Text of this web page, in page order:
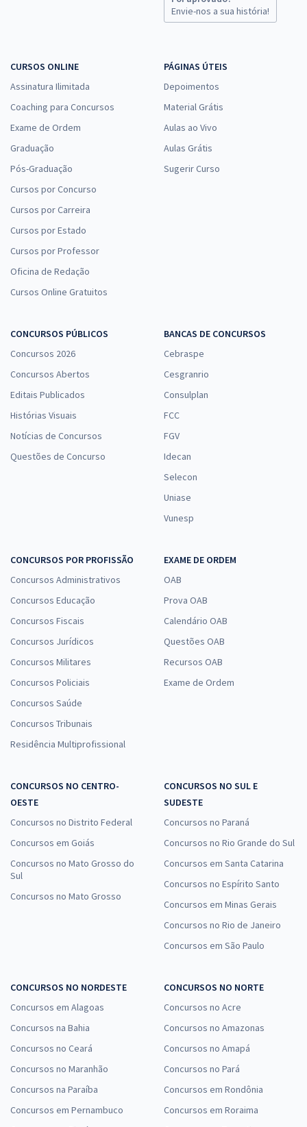
Envie-nos a sua história!
CURSOS ONLINE
Assinatura Ilimitada
Coaching para Concursos
Exame de Ordem
Graduação
Pós-Graduação
Cursos por Concurso
Cursos por Carreira
Cursos por Estado
Cursos por Professor
Oficina de Redação
Cursos Online Gratuitos
PÁGINAS ÚTEIS
Depoimentos
Material Grátis
Aulas ao Vivo
Aulas Grátis
Sugerir Curso
CONCURSOS PÚBLICOS
Concursos 2026
Concursos Abertos
Editais Publicados
Histórias Visuais
Notícias de Concursos
Questões de Concurso
BANCAS DE CONCURSOS
Cebraspe
Cesgranrio
Consulplan
FCC
FGV
Idecan
Selecon
Uniase
Vunesp
CONCURSOS POR PROFISSÃO
Concursos Administrativos
Concursos Educação
Concursos Fiscais
Concursos Jurídicos
Concursos Militares
Concursos Policiais
Concursos Saúde
Concursos Tribunais
Residência Multiprofissional
EXAME DE ORDEM
OAB
Prova OAB
Calendário OAB
Questões OAB
Recursos OAB
Exame de Ordem
CONCURSOS NO CENTRO-
OESTE
Concursos no Distrito Federal
Concursos em Goiás
Concursos no Mato Grosso do
Sul
Concursos no Mato Grosso
CONCURSOS NO SUL E
SUDESTE
Concursos no Paraná
Concursos no Rio Grande do Sul
Concursos em Santa Catarina
Concursos no Espírito Santo
Concursos em Minas Gerais
Concursos no Rio de Janeiro
Concursos em São Paulo
CONCURSOS NO NORDESTE
Concursos em Alagoas
Concursos na Bahia
Concursos no Ceará
Concursos no Maranhão
Concursos na Paraíba
Concursos em Pernambuco
CONCURSOS NO NORTE
Concursos no Acre
Concursos no Amazonas
Concursos no Amapá
Concursos no Pará
Concursos em Rondônia
Concursos em Roraima